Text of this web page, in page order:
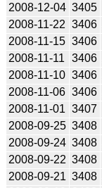
2008-12-04 3405
2008-11-22 3406
2008-11-15 3406
2008-11-11
3406
2008-11-10 3406
2008-11-06 3406
2008-11-01 3407
2008-09-25 3408
2008-09-24 3408
2008-09-22 3408
2008-09-21 3408